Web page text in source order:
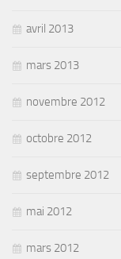
avril 2013
mars 2013
novembre 2012
octobre 2012
septembre 2012
mai 2012
mars 2012